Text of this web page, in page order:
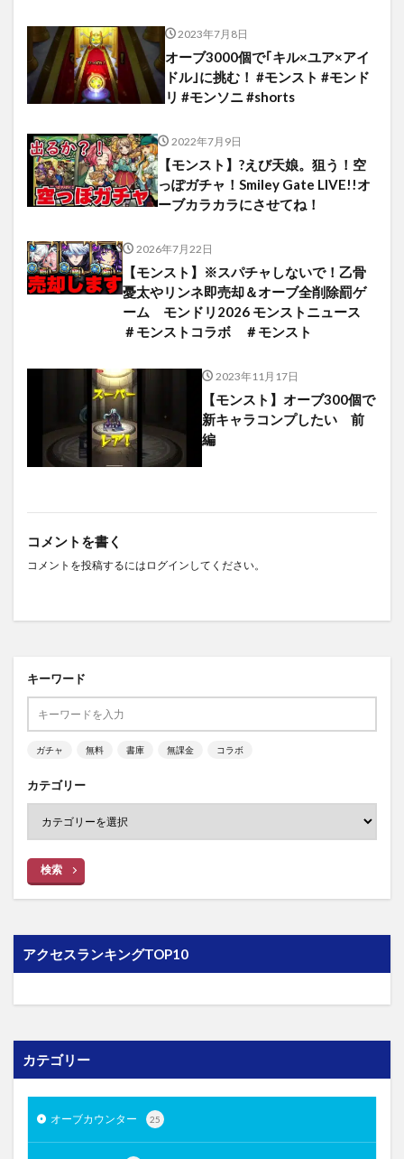
2023年7月8日
オーブ3000個で｢キル×ユア×アイ
ドル｣に挑む！ #モンスト #モンド
リ #モンソニ #shorts
2022年7月9日
【モンスト】?えび天娘。狙う！空
っぽガチャ！Smiley Gate LIVE!!オ
ーブカラカラにさせてね！
2026年7月22日
【モンスト】※スパチャしないで！乙骨
憂太やリンネ即売却＆オーブ全削除罰ゲ
ーム モンドリ2026 モンストニュース
＃モンストコラボ ＃モンスト
2023年11月17日
【モンスト】オーブ300個で
新キャラコンプしたい 前
編
コメントを書く
コメントを投稿するには ログイン してください。
キーワード
ガチャ 無料 書庫 無課金 コラボ
カテゴリー
検索
アクセスランキングTOP10
カテゴリー
オーブカウンター 25